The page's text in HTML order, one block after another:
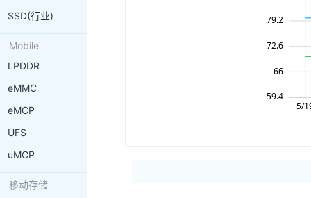
SSD(行业)
Mobile
LPDDR
eMMC
eMCP
UFS
uMCP
移动存储